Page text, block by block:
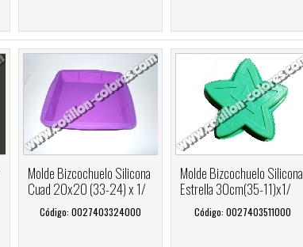
Molde Bizcochuelo Silicona
Cuad 20x20 (33-24) x 1/
Código: 0027403324000
Molde Bizcochuelo Silicona
Estrella 30cm(35-11)x1/
Código: 0027403511000